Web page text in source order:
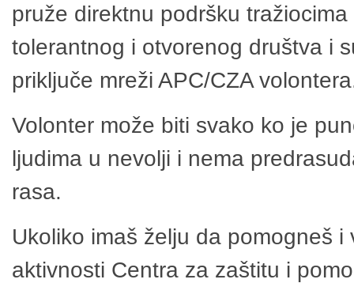
pruže direktnu podršku
tolerantnog i otvorenog društva i
priključe mreži APC/CZA
Volonter može biti svako ko je
ljudima u nevolji i nema
rasa.
Ukoliko imaš želju da pomogneš
aktivnosti Centra za zaštitu i